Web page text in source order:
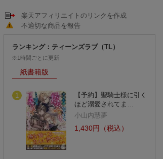
楽天アフィリエイトのリンクを作成
不適切な商品を報告
ランキング：ティーンズラブ（TL）
※1時間ごとに更新
紙書籍版
1
【予約】聖騎士様に引く
ほど溺愛されてま…
小山内慧夢
1,430円（税込）